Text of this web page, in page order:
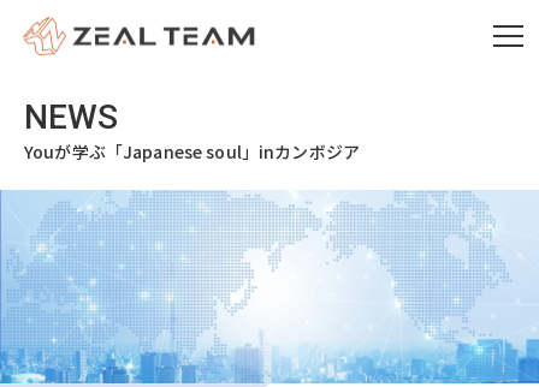
Youが学ぶ「Japanese soul」inカンボジア